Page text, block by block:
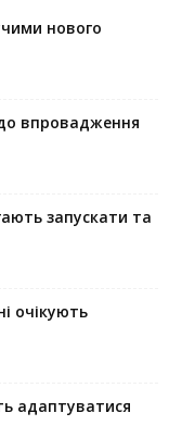
нового
до впровадження
запускaти та
очікують
адаптуватися